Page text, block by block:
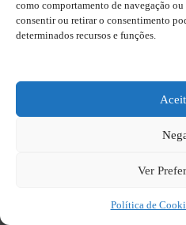
como comportamento de navegação
consentir ou retirar o consentimento
determinados recursos e funções.
Ver
Política de
gerações:A obra da
Carson continua a
Alerta para os
livro nos lembra da
proteger o meio
Primavera